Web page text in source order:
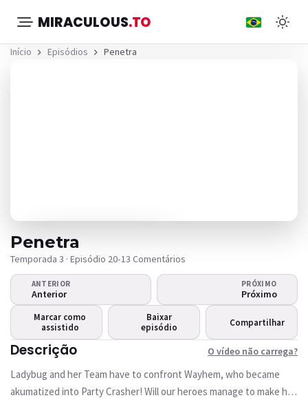
MIRACULOUS.TO
Início Episódios Penetra
O vídeo não
carrega?
Este vídeo não está
disponível
Tentar novamente
Penetra
Temporada 3 · Episódio 20•13 Comentários
ANTERIOR
Anterior
PRÓXIMO
Próximo
Marcar como
assistido
Baixar
episódio
Compartilhar
Descrição O vídeo não carrega?
Ladybug and her Team have to confront Wayhem, who became
akumatized into Party Crasher! Will our heroes manage to make him